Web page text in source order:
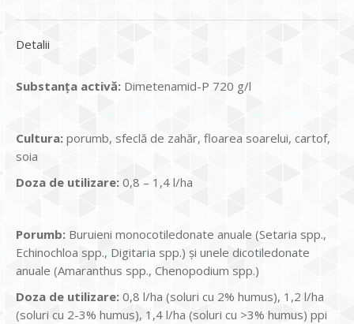
Detalii
Substanța activă: Dimetenamid-P 720 g/l
Cultura: porumb, sfeclă de zahăr, floarea soarelui, cartof,
soia
Doza de utilizare: 0,8 – 1,4 l/ha
Porumb: Buruieni monocotiledonate anuale (Setaria spp.,
Echinochloa spp., Digitaria spp.) şi unele dicotiledonate
anuale (Amaranthus spp., Chenopodium spp.)
Doza de utilizare: 0,8 l/ha (soluri cu 2% humus), 1,2 l/ha
(soluri cu 2-3% humus), 1,4 l/ha (soluri cu >3% humus) ppi